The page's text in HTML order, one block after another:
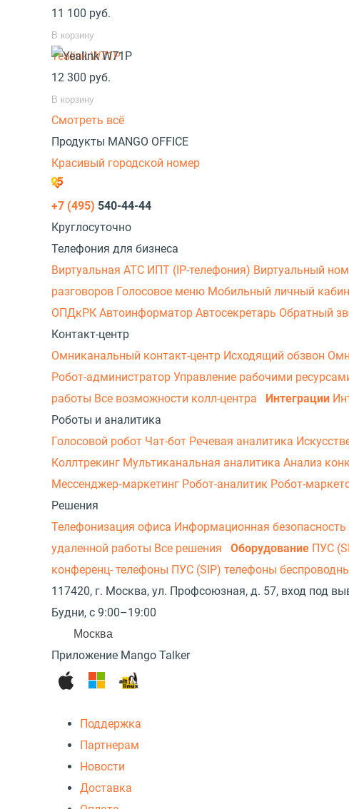
11 100 руб.
В корзину
Yealink W71P
12 300 руб.
В корзину
Смотреть всё
Продукты MANGO OFFICE
Красивый городской номер
+7 (495) 540-44-44
Круглосуточно
Телефония для бизнеса
Виртуальная АТС ИПТ (IP-телефония) Виртуальный
разговоров Голосовое меню Мобильный личный
ОПДкРК Автоинформатор Автосекретарь Обратный
Контакт-центр
Омниканальный контакт-центр Исходящий обзвон
Робот-администратор Управление рабочими
работы Все возможности колл-центра Интеграции
Роботы и аналитика
Голосовой робот Чат-бот Речевая аналитика
Коллтрекинг Мультиканальная аналитика Анализ
Мессенджер‑маркетинг Робот-аналитик Робот-
Решения
Телефонизация офиса Информационная безопасность
удаленной работы Все решения Оборудование ПУС
конференц- телефоны ПУС (SIP) телефоны
117420, г. Москва, ул. Профсоюзная, д. 57, вход под
Будни, с 9:00–19:00
Москва
Приложение Mango Talker
Поддержка
Партнерам
Новости
Доставка